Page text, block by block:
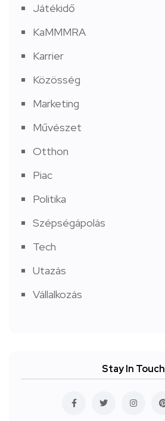
Játékidő
KaMMMRA
Karrier
Közösség
Marketing
Művészet
Otthon
Piac
Politika
Szépségápolás
Tech
Utazás
Vállalkozás
Stay In Touch